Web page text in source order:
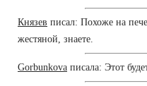
Князев писал: Похоже на
жестяной, знаете.
Gorbunkova писала: Этот